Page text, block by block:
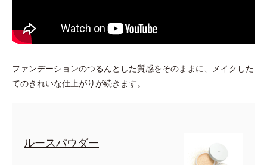
ファンデーションのつるんとした質感をそのままに、メイクした
てのきれいな仕上がりが続きます。
ルースパウダー